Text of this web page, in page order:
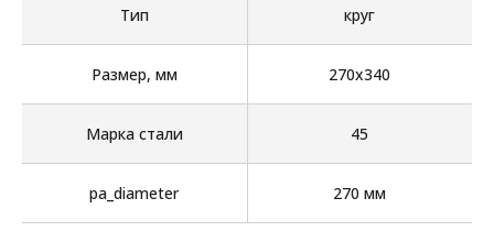
Тип круг
Размер, мм 270х340
Марка стали 45
pa_diameter 270 мм